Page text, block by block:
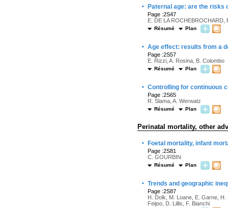
· Paternal age: are the risks
Page :2S47
E. DE LA ROCHEBROCHARD,
Résumé Plan
· Age effect: results from a
Page :2S57
E. Rizzi, A. Rosina, B. Colombo
Résumé Plan
· Controlling for continuous
Page :2S65
R. Slama, A. Werwatz
Résumé Plan
Perinatal mortality, other
· Foetal mortality, infant
Page :2S81
C. GOURBIN
Résumé Plan
· Trends and geographic
Page :2S87
H. Dolk, M. Loane, E. Garne,
Feijoo, D. Lillis, F. Bianchi